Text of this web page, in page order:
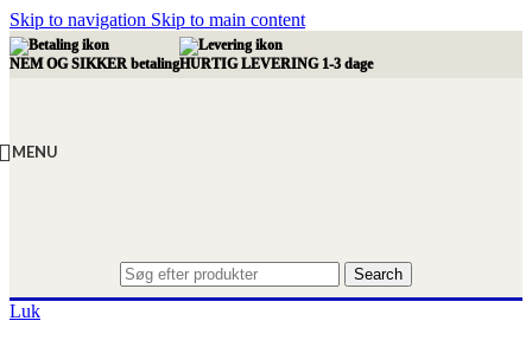
Skip to navigation Skip to main content
NEM OG SIKKER betalingHURTIG LEVERING 1-3 dage
MENU
Search
Luk